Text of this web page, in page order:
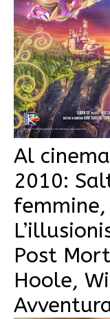
Al
2010:
Post
Hoole,